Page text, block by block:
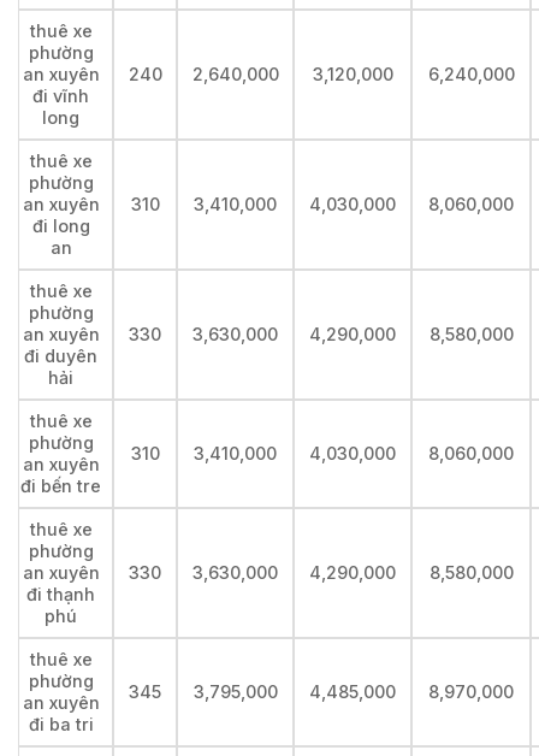
thuê xe
phường
an xuyên
đi vĩnh
long
240 2,640,000 3,120,000 6,240,000
thuê xe
phường
an xuyên
đi long
an
310 3,410,000 4,030,000 8,060,000
thuê xe
phường
an xuyên
đi duyên
hải
330 3,630,000 4,290,000 8,580,000
thuê xe
phường
an xuyên
đi bến tre
310 3,410,000 4,030,000 8,060,000
thuê xe
phường
an xuyên
đi thạnh
phú
330 3,630,000 4,290,000 8,580,000
thuê xe
phường
an xuyên
đi ba tri
345 3,795,000 4,485,000 8,970,000